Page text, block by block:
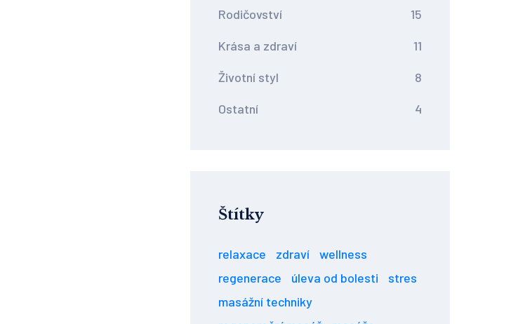
Rodičovství 15
Krása a zdraví 11
Životní styl 8
Ostatní 4
Štítky
relaxace zdraví
wellness
regenerace
úleva od bolesti
stres
masážní techniky